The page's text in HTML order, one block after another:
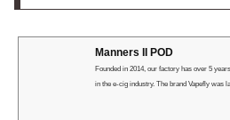
Manners II POD
Founded in 2014, our factory has over 5
in the e-cig industry. The brand Vapefly was